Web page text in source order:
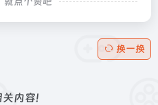
换一换
关内容!